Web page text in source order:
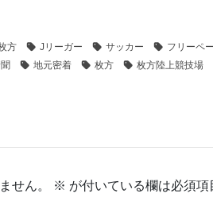
方 Jリーガー サッカー フリーペ
地元密着 枚方 枚方陸上競技場
せん。 ※ が付いている欄は必須項